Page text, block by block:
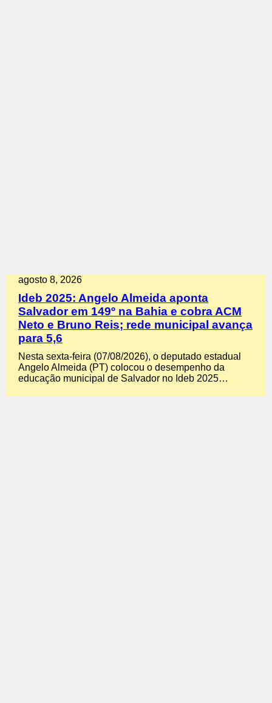
agosto 8, 2026
Ideb 2025: Angelo Almeida aponta
Salvador em 149º na Bahia e cobra ACM
Neto e Bruno Reis; rede municipal avança
para 5,6
Nesta sexta-feira (07/08/2026), o deputado estadual
Angelo Almeida (PT) colocou o desempenho da
educação municipal de Salvador no Ideb 2025…